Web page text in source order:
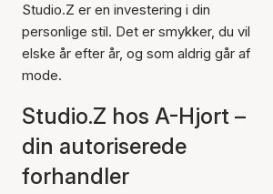
Studio.Z er en investering i din
personlige stil. Det er smykker, du vil
elske år efter år, og som aldrig går af
mode.
Studio.Z hos A-Hjort –
din autoriserede
forhandler